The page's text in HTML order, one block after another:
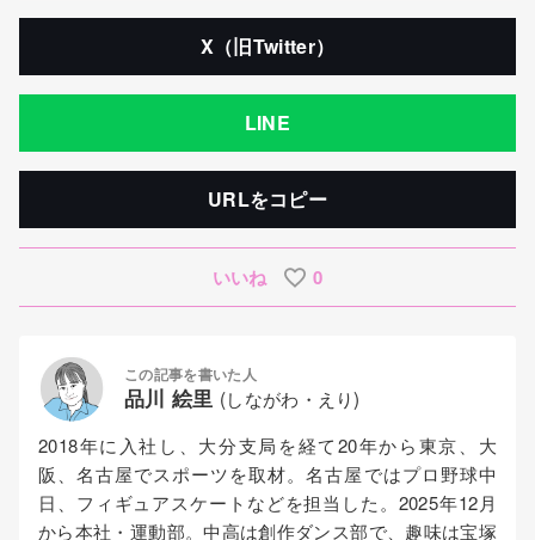
X（旧Twitter）
LINE
URLをコピー
いいね 0
この記事を書いた人
品川 絵里 (しながわ・えり)
2018年に入社し、大分支局を経て20年から東京、大
阪、名古屋でスポーツを取材。名古屋ではプロ野球中
日、フィギュアスケートなどを担当した。2025年12月
から本社・運動部。中高は創作ダンス部で、趣味は宝塚